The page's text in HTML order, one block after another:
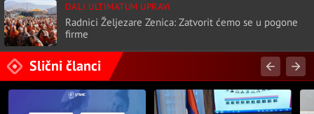
DALI ULTIMATUM UPRAVI
Radnici Željezare Zenica: Zatvorit ćemo se u pogone
firme
Slični članci